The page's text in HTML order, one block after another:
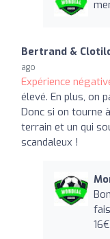
Bertrand &
ago
Expérience
élevé. En plus, on
Donc si on tourne
terrain et un qui
scandaleux !